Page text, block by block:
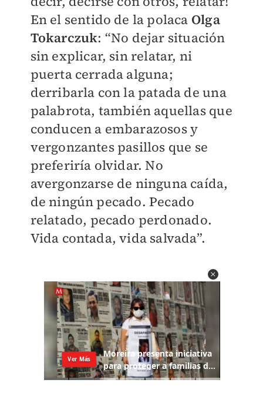
En el sentido de la polaca Olga
Tokarczuk: “No dejar situación
sin explicar, sin relatar, ni
puerta cerrada alguna;
derribarla con la patada de una
palabrota, también aquellas que
conducen a embarazosos y
vergonzantes pasillos que se
preferiría olvidar. No
avergonzarse de ninguna caída,
de ningún pecado. Pecado
relatado, pecado perdonado.
Vida contada, vida salvada”.